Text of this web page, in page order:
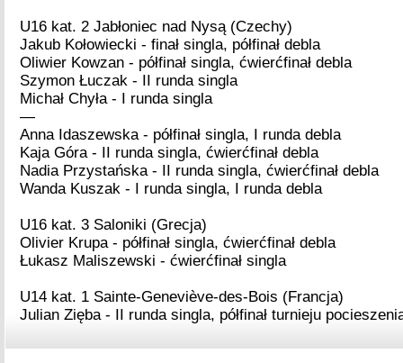
U16 kat. 2 Jabłoniec nad Nysą (Czechy)
Jakub Kołowiecki - finał singla, półfinał debla
Oliwier Kowzan - półfinał singla, ćwierćfinał debla
Szymon Łuczak - II runda singla
Michał Chyła - I runda singla
—
Anna Idaszewska - półfinał singla, I runda debla
Kaja Góra - II runda singla, ćwierćfinał debla
Nadia Przystańska - II runda singla, ćwierćfinał debla
Wanda Kuszak - I runda singla, I runda debla
U16 kat. 3 Saloniki (Grecja)
Olivier Krupa - półfinał singla, ćwierćfinał debla
Łukasz Maliszewski - ćwierćfinał singla
U14 kat. 1 Sainte-Geneviève-des-Bois (Francja)
Julian Zięba - II runda singla, półfinał turnieju